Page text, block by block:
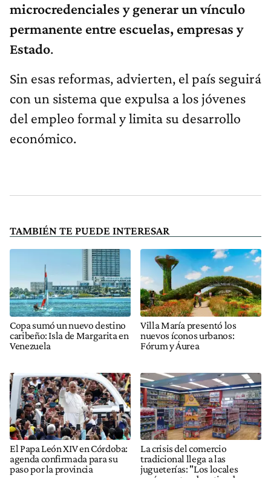
microcredenciales y generar un vínculo
permanente entre escuelas, empresas y
Estado.
Sin esas reformas, advierten, el país seguirá
con un sistema que expulsa a los jóvenes
del empleo formal y limita su desarrollo
económico.
TAMBIÉN TE PUEDE INTERESAR
Copa sumó un nuevo destino
caribeño: Isla de Margarita en
Venezuela
Villa María presentó los
nuevos íconos urbanos:
Fórum y Áurea
El Papa León XIV en Córdoba:
agenda confirmada para su
paso por la provincia
La crisis del comercio
tradicional llega a las
jugueterías: "Los locales